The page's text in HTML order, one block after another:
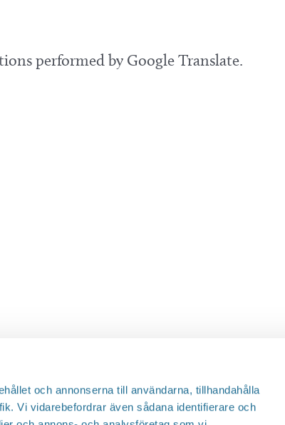
och annonserna till användarna, tillhandahålla
Vi vidarebefordrar även sådana identifierare och
performed by Google Translate.